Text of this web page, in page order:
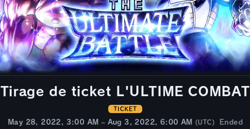
Tirage de ticket L'ULTIME COMBAT
TICKET
May 28, 2022, 3:00 AM – Aug 3, 2022, 6:00 AM (UTC) Ended